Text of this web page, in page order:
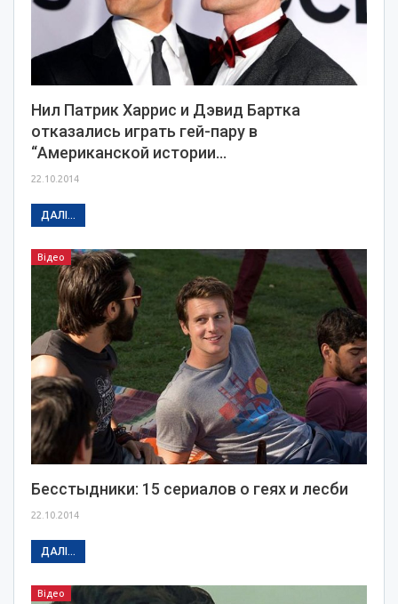
Нил Патрик Харрис и Дэвид Бартка
отказались играть гей-пару в
“Американской истории…
22.10.2014
ДАЛІ...
Відео
Бесстыдники: 15 сериалов о геях и лесби
22.10.2014
ДАЛІ...
Відео